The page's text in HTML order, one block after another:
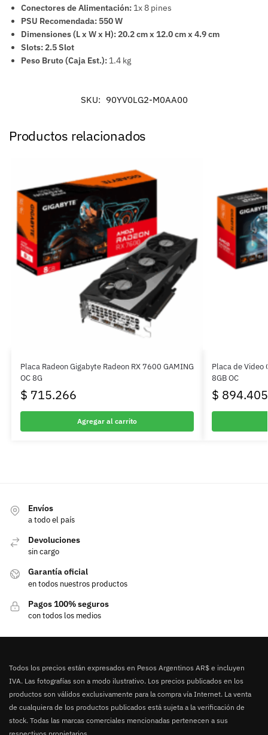
Conectores de Alimentación: 1x 8 pines
PSU Recomendada: 550 W
Dimensiones (L x W x H):20.2 cm x 12.0 cm x 4.9 cm
Slots:2.5 Slot
Peso Bruto (Caja Est.): 1.4 kg
SKU: 90YV0LG2-M0AA00
Productos relacionados
Placa Radeon Gigabyte Radeon RX 7600 GAMING
OC 8G
$ 715.266
Agregar al carrito
Placa de Video
8GB OC
$ 894.405
Envíos
a todo el país
Devoluciones
sin cargo
Garantía oficial
en todos nuestros productos
Pagos 100% seguros
con todos los medios
Todos los precios están expresados en Pesos Argentinos AR$ e incluyen
IVA. Las fotografías son a modo ilustrativo. Los precios publicados en los
productos son válidos exclusivamente para la compra vía Internet. La venta
de cualquiera de los productos publicados está sujeta a la verificación de
stock. Todas las marcas comerciales mencionadas pertenecen a sus